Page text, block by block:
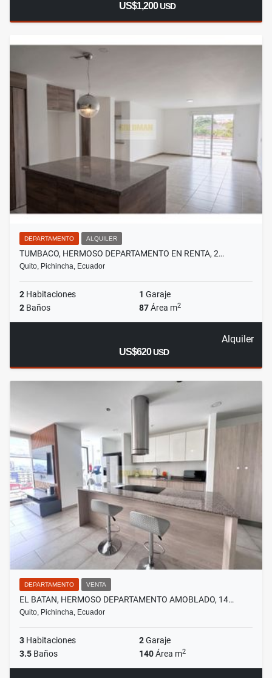
US$1,200USD
DEPARTAMENTO ALQUILER
TUMBACO, HERMOSO DEPARTAMENTO EN RENTA, 2…
Quito, Pichincha, Ecuador
2 Habitaciones 1 Garaje
2 Baños 87Área m2
Alquiler
US$620USD
DEPARTAMENTO VENTA
EL BATAN, HERMOSO DEPARTAMENTO AMOBLADO, 14…
Quito, Pichincha, Ecuador
3 Habitaciones 2Garaje
3.5 Baños 140Área m2